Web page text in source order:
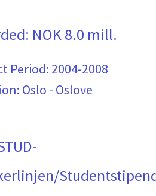
NOK 8.0 mill.
Period: 2004-2008
Oslo - Oslove